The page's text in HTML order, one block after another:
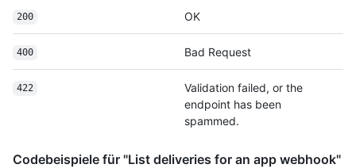
200 OK
400 Bad Request
422
Validation failed, or the
endpoint has been
spammed.
Codebeispiele für "List deliveries for an app webhook"